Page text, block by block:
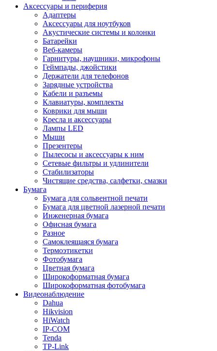
Аксессуары и периферия
Адаптеры
Аксессуары для ноутбуков
Акустические системы и колонки
Батарейки
Веб-камеры
Гарнитуры, наушники, микрофоны
Геймпады, джойстики
Держатели для телефонов
Зарядные устройства
Кабели и разъемы
Клавиатуры, комплекты
Коврики для мыши
Кресла и аксессуары
Лампы LED
Мыши
Презентеры
Пылесосы и аксессуары к ним
Сетевые фильтры и удлинители
Стабилизаторы
Чистящие средства, салфетки, смазки
Бумага
Бумага для сольвентной печати
Бумага для цветной лазерной печати
Инженерная бумага
Офисная бумага
Разное
Самоклеящаяся бумага
Термоэтикетки
Фотобумага
Цветная бумага
Широкоформатная бумага
Широкоформатная фотобумага
Видеонаблюдение
Dahua
Hikvision
HiWatch
IP-COM
Tenda
TP-Link